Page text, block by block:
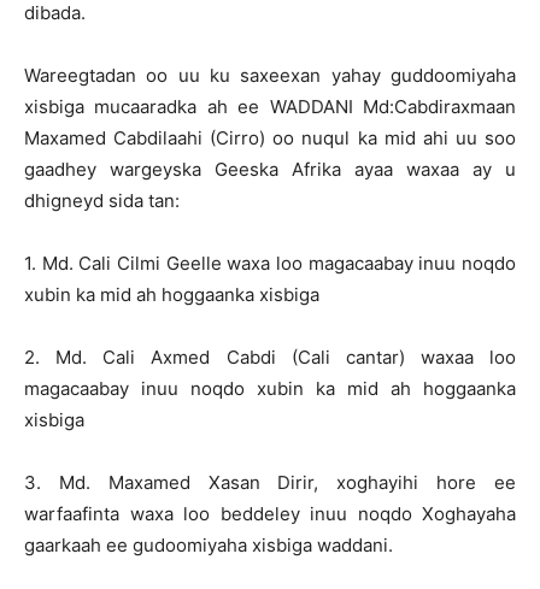
dibada.
Wareegtadan oo uu ku saxeexan yahay guddoomiyaha
xisbiga mucaaradka ah ee WADDANI Md:Cabdiraxmaan
Maxamed Cabdilaahi (Cirro) oo nuqul ka mid ahi uu soo
gaadhey wargeyska Geeska Afrika ayaa waxaa ay u
dhigneyd sida tan:
1. Md. Cali Cilmi Geelle waxa loo magacaabay inuu noqdo
xubin ka mid ah hoggaanka xisbiga
2. Md. Cali Axmed Cabdi (Cali cantar) waxaa loo
magacaabay inuu noqdo xubin ka mid ah hoggaanka
xisbiga
3. Md. Maxamed Xasan Dirir, xoghayihi hore ee
warfaafinta waxa loo beddeley inuu noqdo Xoghayaha
gaarkaah ee gudoomiyaha xisbiga waddani.